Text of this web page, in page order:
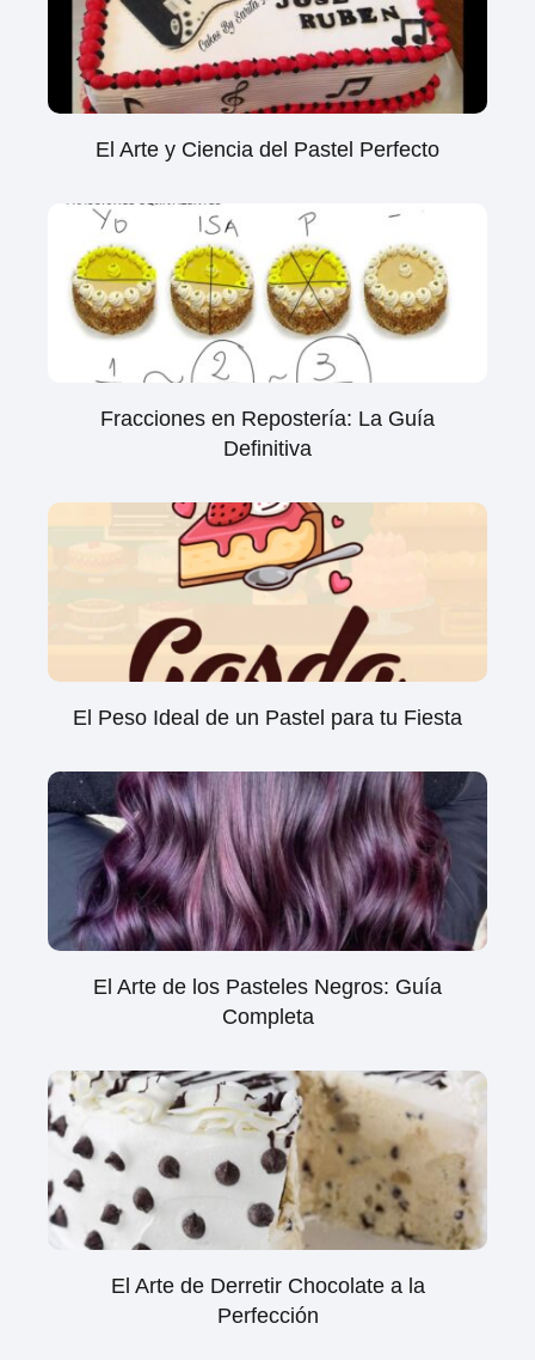
El Arte y Ciencia del Pastel Perfecto
Fracciones en Repostería: La Guía
Definitiva
El Peso Ideal de un Pastel para tu Fiesta
El Arte de los Pasteles Negros: Guía
Completa
El Arte de Derretir Chocolate a la
Perfección